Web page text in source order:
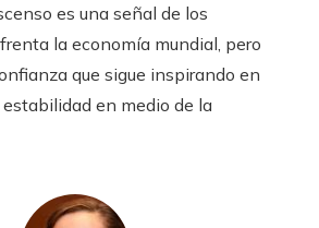
es una señal de los
la economía mundial, pero
que sigue inspirando en
en medio de la